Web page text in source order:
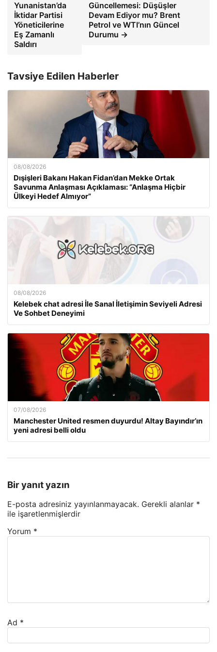
Yunanistan’da
İktidar Partisi
Yöneticilerine
Eş Zamanlı
Saldırı
Güncellemesi: Düşüşler
Devam Ediyor mu? Brent
Petrol ve WTI’nın Güncel
Durumu →
Tavsiye Edilen Haberler
08/08/2026
Dışişleri Bakanı Hakan Fidan’dan Mekke Ortak
Savunma Anlaşması Açıklaması: “Anlaşma Hiçbir
Ülkeyi Hedef Almıyor”
08/08/2026
Kelebek chat adresi İle Sanal İletişimin Seviyeli Adresi
Ve Sohbet Deneyimi
07/08/2026
Manchester United resmen duyurdu! Altay Bayındır’ın
yeni adresi belli oldu
Bir yanıt yazın
E-posta adresiniz yayınlanmayacak. Gerekli alanlar *
ile işaretlenmişlerdir
Yorum *
Ad *